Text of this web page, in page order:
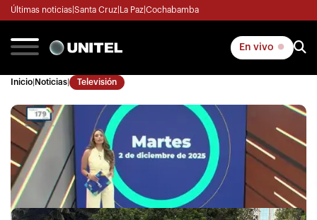
Últimas noticias Santa Cruz La Paz Cochabamba
En vivo
Inicio Noticias Televisión